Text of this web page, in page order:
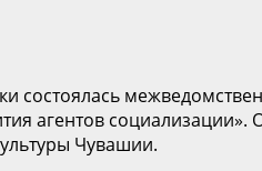
состоялась
агентов
Чувашии.